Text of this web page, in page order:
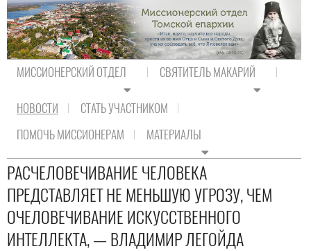
МИССИОНЕРСКИЙ ОТДЕЛ СВЯТИТЕЛЬ МАКАРИЙ
НОВОСТИ
СТАТЬ УЧАСТНИКОМ
ПОМОЧЬ МИССИОНЕРАМ
МАТЕРИАЛЫ
Актуальная аналитика
РАСЧЕЛОВЕЧИВАНИЕ ЧЕЛОВЕКА
ПРЕДСТАВЛЯЕТ НЕ МЕНЬШУЮ УГРОЗУ, ЧЕМ
ОЧЕЛОВЕЧИВАНИЕ ИСКУССТВЕННОГО
ИНТЕЛЛЕКТА, — ВЛАДИМИР ЛЕГОЙДА